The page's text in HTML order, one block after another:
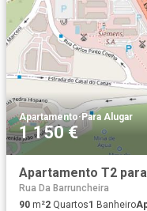
Apartamento·Para Alugar
1 150 €
Apartamento T2
Rua Da Barruncheira
90 m²2 Quartos1 Banheiro